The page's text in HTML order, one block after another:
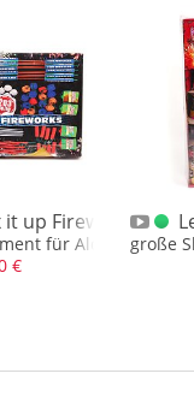
mit Max.NEM
it up Fireworks
für Aldi
€
große